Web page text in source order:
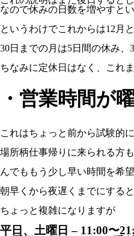
なので休みの日数を増やすと
というわけでこれからは12月
30日までの月は5日間の休み
ちなみに定休日はなく、これ
・営業時間が
これはちょっと前から試験的
場所柄仕事帰りに来られる方
んでももう少し早い時間を希
朝早くから夜遅くまでにする
ちょっと複雑になりますが
平日、土曜日 – 11:00〜